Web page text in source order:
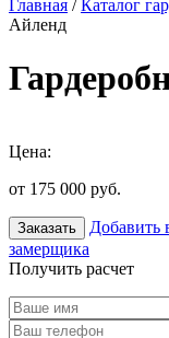
Главная /Каталог
Айленд
Цена:
от 175 000 руб.
Заказать Добавить
замерщика
Получить расчет